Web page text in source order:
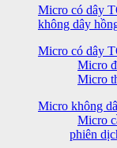
Micro có dây
không dây
Micro có dây
Micro
Micro
Micro không
Micro
phiên